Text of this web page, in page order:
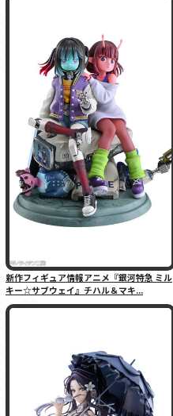
新作フィギュア情報アニメ『銀河特急 ミル
キー☆サブウェイ』チハル＆マキ...